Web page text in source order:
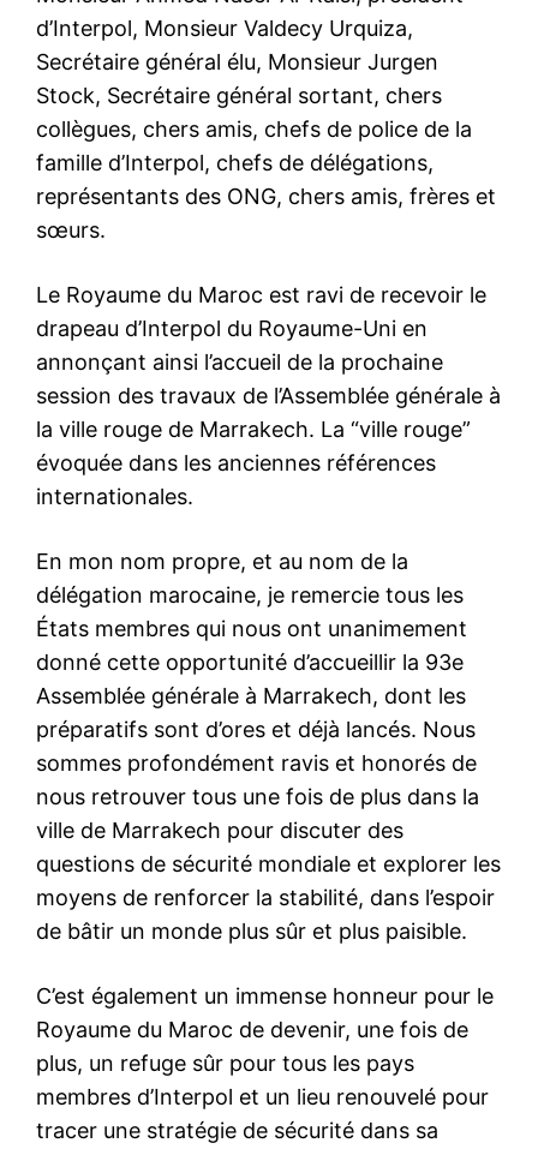
confère au Maroc…
Un autre plafond de verre
brisé : Hammouchi hisse le
Maroc parmi les grands de la
sécurité internationale
8 November 2024
In "Tribune"
d’Interpol, Monsieur Valdecy Urquiza,
Secrétaire général élu, Monsieur Jurgen
Stock, Secrétaire général sortant, chers
collègues, chers amis, chefs de police de la
famille d’Interpol, chefs de délégations,
représentants des ONG, chers amis, frères et
sœurs.
Le Royaume du Maroc est ravi de recevoir le
drapeau d’Interpol du Royaume-Uni en
annonçant ainsi l’accueil de la prochaine
session des travaux de l’Assemblée générale à
la ville rouge de Marrakech. La “ville rouge”
évoquée dans les anciennes références
internationales.
En mon nom propre, et au nom de la
délégation marocaine, je remercie tous les
États membres qui nous ont unanimement
donné cette opportunité d’accueillir la 93e
Assemblée générale à Marrakech, dont les
préparatifs sont d’ores et déjà lancés. Nous
sommes profondément ravis et honorés de
nous retrouver tous une fois de plus dans la
ville de Marrakech pour discuter des
questions de sécurité mondiale et explorer les
moyens de renforcer la stabilité, dans l’espoir
de bâtir un monde plus sûr et plus paisible.
C’est également un immense honneur pour le
Royaume du Maroc de devenir, une fois de
plus, un refuge sûr pour tous les pays
membres d’Interpol et un lieu renouvelé pour
tracer une stratégie de sécurité dans sa